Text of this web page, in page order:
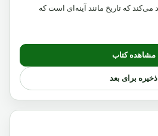
می‌کند که تاریخ مانند آینه‌ای است که
مشاهده کتاب
ذخیره برای بعد